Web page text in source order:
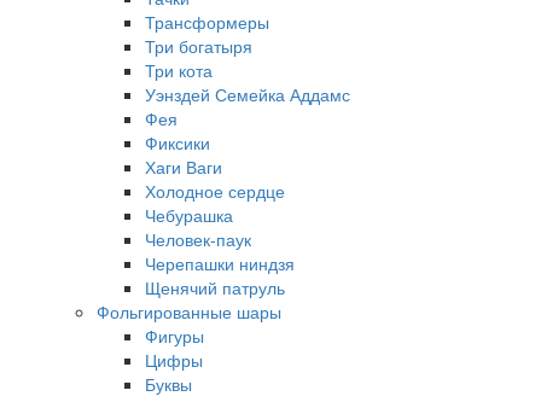
Трансформеры
Три богатыря
Три кота
Уэнздей Семейка Аддамс
Фея
Фиксики
Хаги Ваги
Холодное сердце
Чебурашка
Человек-паук
Черепашки ниндзя
Щенячий патруль
Фольгированные шары
Фигуры
Цифры
Буквы